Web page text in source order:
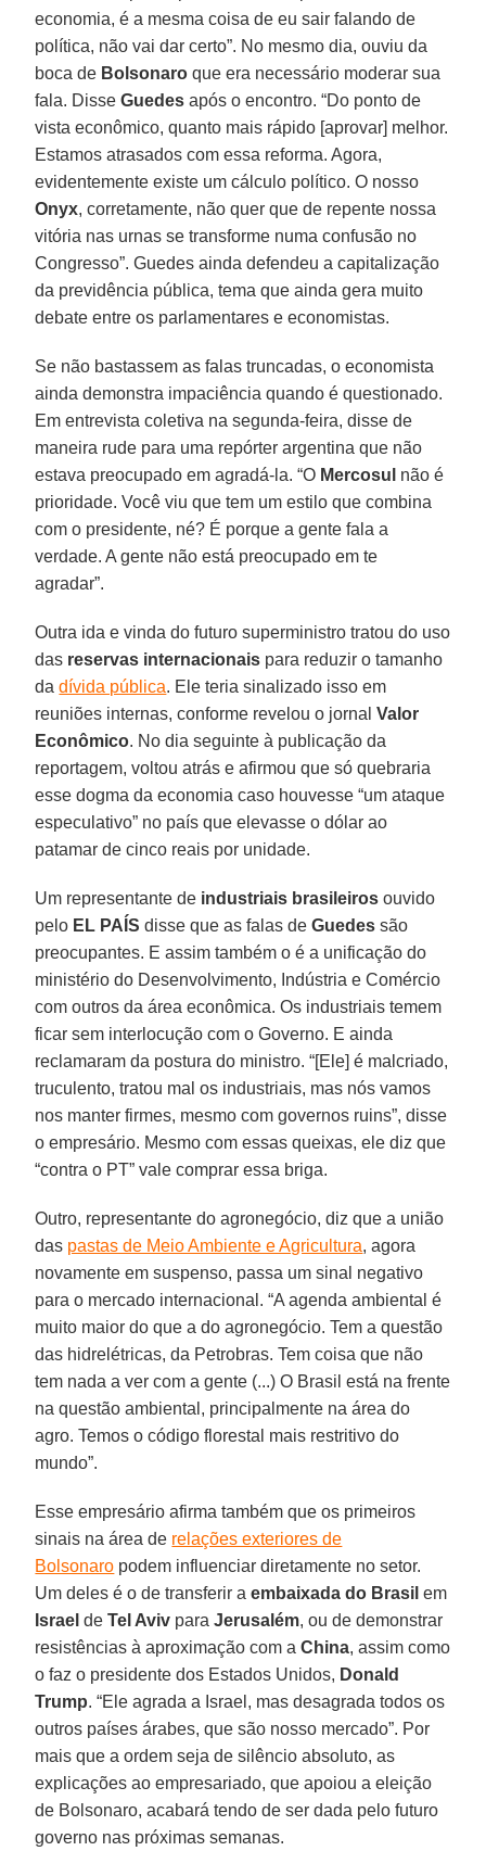
economia, é a mesma coisa de eu sair falando de
política, não vai dar certo”. No mesmo dia, ouviu da
boca de Bolsonaro que era necessário moderar sua
fala. DisseGuedes após o encontro. “Do ponto de
vista econômico, quanto mais rápido [aprovar] melhor.
Estamos atrasados com essa reforma. Agora,
evidentemente existe um cálculo político. O nosso
Onyx, corretamente, não quer que de repente nossa
vitória nas urnas se transforme numa confusão no
Congresso”. Guedes ainda defendeu a capitalização
da previdência pública, tema que ainda gera muito
debate entre os parlamentares e economistas.
Se não bastassem as falas truncadas, o economista
ainda demonstra impaciência quando é questionado.
Em entrevista coletiva na segunda-feira, disse de
maneira rude para uma repórter argentina que não
estava preocupado em agradá-la. “O Mercosul não é
prioridade. Você viu que tem um estilo que combina
com o presidente, né? É porque a gente fala a
verdade. A gente não está preocupado em te
agradar”.
Outra ida e vinda do futuro superministro tratou do uso
das reservas internacionais para reduzir o tamanho
dadívida pública. Ele teria sinalizado isso em
reuniões internas, conforme revelou o jornalValor
Econômico. No dia seguinte à publicação da
reportagem, voltou atrás e afirmou que só quebraria
esse dogma da economia caso houvesse “um ataque
especulativo” no país que elevasse o dólar ao
patamar de cinco reais por unidade.
Um representante de industriais brasileiros ouvido
pelo EL PAÍS disse que as falas deGuedes são
preocupantes. E assim também o é a unificação do
ministério do Desenvolvimento, Indústria e Comércio
com outros da área econômica. Os industriais temem
ficar sem interlocução com o Governo. E ainda
reclamaram da postura do ministro. “[Ele] é malcriado,
truculento, tratou mal os industriais, mas nós vamos
nos manter firmes, mesmo com governos ruins”, disse
o empresário. Mesmo com essas queixas, ele diz que
“contra o PT” vale comprar essa briga.
Outro, representante do agronegócio, diz que a união
das pastas de Meio Ambiente e Agricultura, agora
novamente em suspenso, passa um sinal negativo
para o mercado internacional. “A agenda ambiental é
muito maior do que a do agronegócio. Tem a questão
das hidrelétricas, da Petrobras. Tem coisa que não
tem nada a ver com a gente (...) O Brasil está na frente
na questão ambiental, principalmente na área do
agro. Temos o código florestal mais restritivo do
mundo”.
Esse empresário afirma também que os primeiros
sinais na área de relações exteriores de
Bolsonaro podem influenciar diretamente no setor.
Um deles é o de transferir a embaixada do Brasil em
Israel deTel Aviv paraJerusalém, ou de demonstrar
resistências à aproximação com aChina, assim como
o faz o presidente dos Estados Unidos, Donald
Trump. “Ele agrada a Israel, mas desagrada todos os
outros países árabes, que são nosso mercado”. Por
mais que a ordem seja de silêncio absoluto, as
explicações ao empresariado, que apoiou a eleição
de Bolsonaro, acabará tendo de ser dada pelo futuro
governo nas próximas semanas.